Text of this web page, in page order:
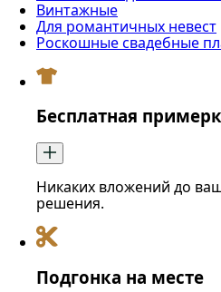
Винтажные
Для романтичных невест
Роскошные свадебные
Бесплатная
Никаких вложений до
решения.
Подгонка на месте